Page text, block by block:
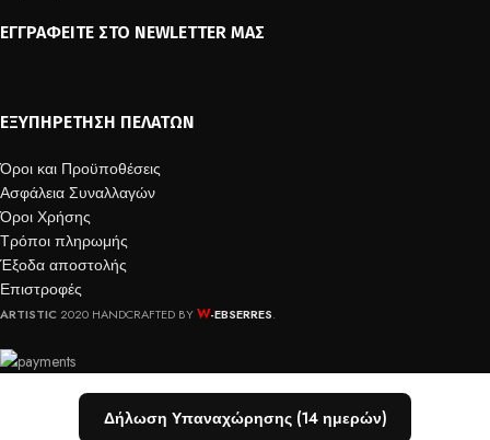
ΕΓΓΡΑΦΕΊΤΕ ΣΤΟ NEWLETTER ΜΑΣ
ΕΞΥΠΗΡΈΤΗΣΗ ΠΕΛΑΤΏΝ
Όροι και Προϋποθέσεις
Ασφάλεια Συναλλαγών
Όροι Χρήσης
Τρόποι πληρωμής
Έξοδα αποστολής
Επιστροφές
ARTISTIC 2020 HANDCRAFTED BYW-EBSERRES.
Δήλωση Υπαναχώρησης (14 ημερών)